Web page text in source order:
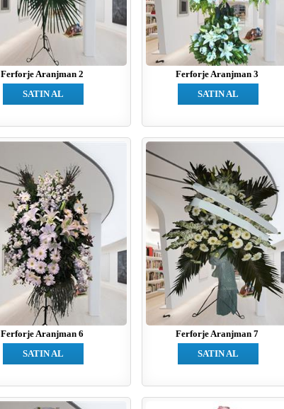
Ferforje Aranjman 2
SATIN AL
Ferforje Aranjman 3
SATIN AL
Ferforje Aranjman 6
SATIN AL
Ferforje Aranjman 7
SATIN AL